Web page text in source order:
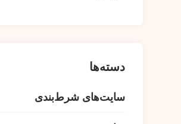
دسته‌ها
سایت‌های شرط‌بندی